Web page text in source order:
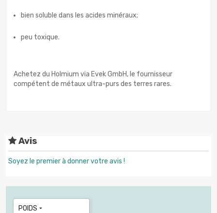
bien soluble dans les acides minéraux;
peu toxique.
Achetez du Holmium via Evek GmbH, le fournisseur
compétent de métaux ultra-purs des terres rares.
Avis
Soyez le premier à donner votre avis !
POIDS 